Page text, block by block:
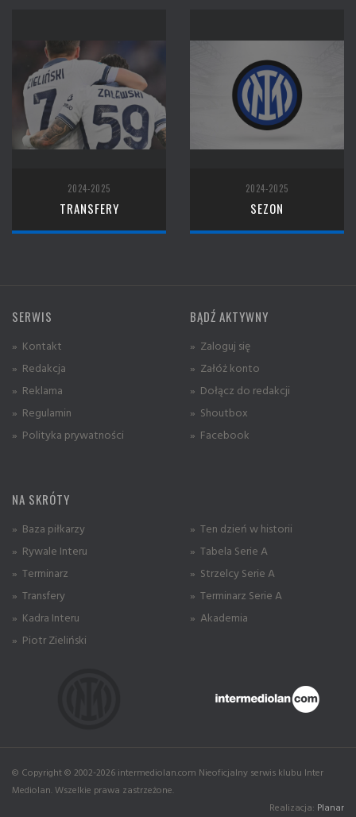
2024-2025
TRANSFERY
2024-2025
SEZON
SERWIS
» Kontakt
» Redakcja
» Reklama
» Regulamin
» Polityka prywatności
BĄDŹ AKTYWNY
» Zaloguj się
» Załóż konto
» Dołącz do redakcji
» Shoutbox
» Facebook
NA SKRÓTY
» Baza piłkarzy
» Rywale Interu
» Terminarz
» Transfery
» Kadra Interu
» Piotr Zieliński
» Ten dzień w historii
» Tabela Serie A
» Strzelcy Serie A
» Terminarz Serie A
» Akademia
© Copyright © 2002-2026 intermediolan.com Nieoficjalny serwis klubu Inter
Mediolan. Wszelkie prawa zastrzeżone.
Realizacja: Planar